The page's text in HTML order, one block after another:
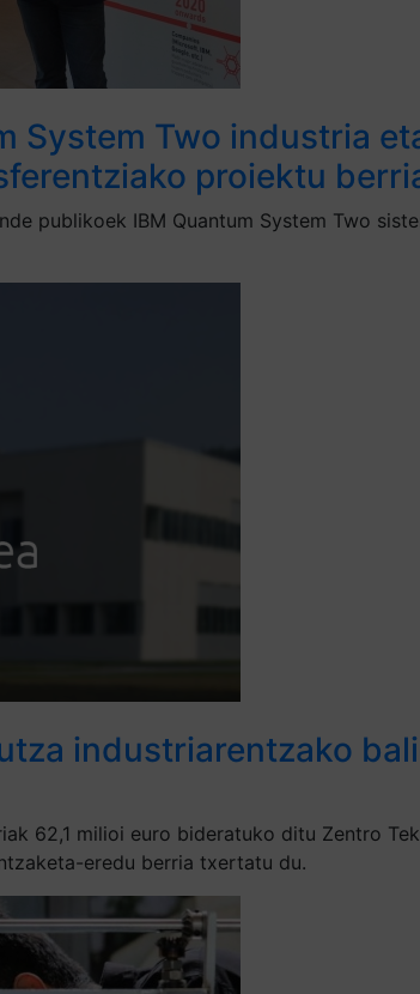
System Two industria
proiektu
publikoek IBM Quantum System Two
industriarentzako
62,1 milioi euro bideratuko ditu Zentro
eredu berria txertatu du.